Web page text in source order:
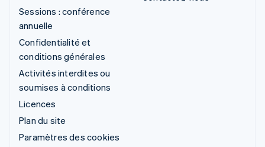
Sessions : conférence
annuelle
Confidentialité et
conditions générales
Activités interdites ou
soumises à conditions
Licences
Plan du site
Paramètres des cookies